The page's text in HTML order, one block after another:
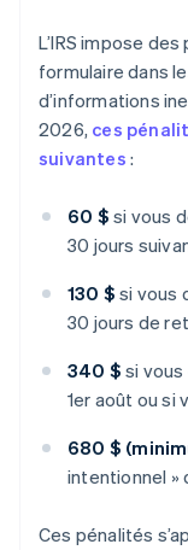
L’IRS impose
formulaire dans
d’informations
2026, ces
suivantes :
60 $ si vous
30 jours
130 $ si vous
30 jours de
340 $ si
1er août ou
680 $
intentionnel »
Ces pénalités